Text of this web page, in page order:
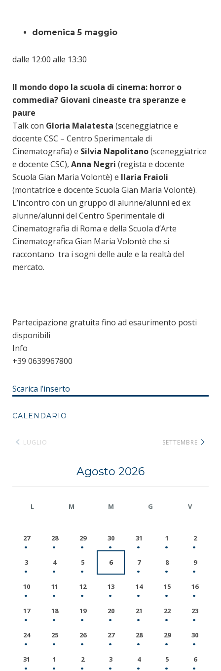
domenica 5 maggio
dalle 12:00 alle 13:30
Il mondo dopo la scuola di cinema: horror o
commedia? Giovani cineaste tra speranze e
paure
Talk con Gloria Malatesta (sceneggiatrice e
docente CSC – Centro Sperimentale di
Cinematografia) e Silvia Napolitano(sceneggiatrice
e docente CSC), Anna Negri (regista e docente
Scuola Gian Maria Volontè) e Ilaria Fraioli
(montatrice e docente Scuola Gian Maria Volontè).
L’incontro con un gruppo di alunne/alunni ed ex
alunne/alunni del Centro Sperimentale di
Cinematografia di Roma e della Scuola d’Arte
Cinematografica Gian Maria Volontè che si
raccontano tra i sogni delle aule e la realtà del
mercato.
Partecipazione gratuita fino ad esaurimento posti
disponibili
Info
+39 0639967800
Scarica l’inserto
CALENDARIO
LUGLIO
Agosto 2026
SETTEMBRE
L M M G V
27 28 29 30 31 1 2
3 4 5 6 7 8 9
10 11 12 13 14 15 16
17 18 19 20 21 22 23
24 25 26 27 28 29 30
31 1 2 3 4 5 6